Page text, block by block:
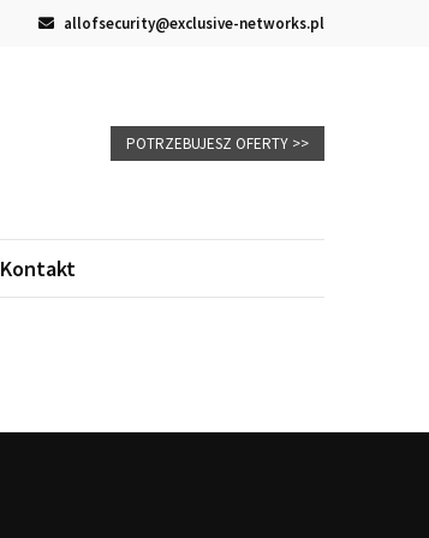
allofsecurity@exclusive-networks.pl
POTRZEBUJESZ OFERTY >>
Kontakt